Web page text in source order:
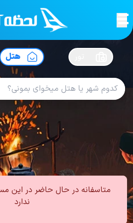
لحظه آخر
هتل
هتل های قزوین
لحظه آخر هتل های داخلی
متاسفانه در حال حاضر در این
ندارد